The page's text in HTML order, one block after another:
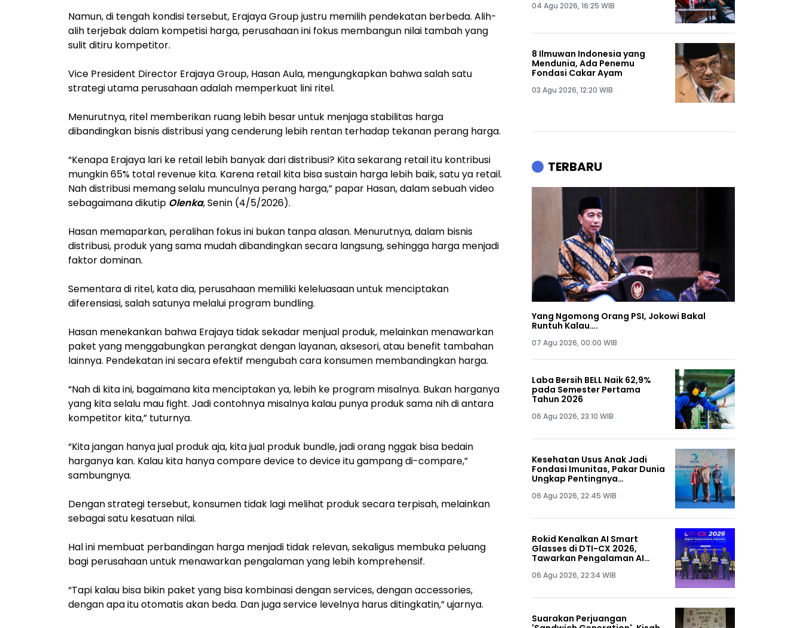
Namun, di tengah kondisi tersebut, Erajaya Group justru memilih pendekatan berbeda. Alih-
alih terjebak dalam kompetisi harga, perusahaan ini fokus membangun nilai tambah yang
sulit ditiru kompetitor.
Vice President Director Erajaya Group, Hasan Aula, mengungkapkan bahwa salah satu
strategi utama perusahaan adalah memperkuat lini ritel.
Menurutnya, ritel memberikan ruang lebih besar untuk menjaga stabilitas harga
dibandingkan bisnis distribusi yang cenderung lebih rentan terhadap tekanan perang harga.
“Kenapa Erajaya lari ke retail lebih banyak dari distribusi? Kita sekarang retail itu kontribusi
mungkin 65% total revenue kita. Karena retail kita bisa sustain harga lebih baik, satu ya retail.
Nah distribusi memang selalu munculnya perang harga,” papar Hasan, dalam sebuah video
sebagaimana dikutip Olenka, Senin (4/5/2026).
Hasan memaparkan, peralihan fokus ini bukan tanpa alasan. Menurutnya, dalam bisnis
distribusi, produk yang sama mudah dibandingkan secara langsung, sehingga harga menjadi
faktor dominan.
Sementara di ritel, kata dia, perusahaan memiliki keleluasaan untuk menciptakan
diferensiasi, salah satunya melalui program bundling.
Hasan menekankan bahwa Erajaya tidak sekadar menjual produk, melainkan menawarkan
paket yang menggabungkan perangkat dengan layanan, aksesori, atau benefit tambahan
lainnya. Pendekatan ini secara efektif mengubah cara konsumen membandingkan harga.
“Nah di kita ini, bagaimana kita menciptakan ya, lebih ke program misalnya. Bukan harganya
yang kita selalu mau fight. Jadi contohnya misalnya kalau punya produk sama nih di antara
kompetitor kita,” tuturnya.
“Kita jangan hanya jual produk aja, kita jual produk bundle, jadi orang nggak bisa bedain
harganya kan. Kalau kita hanya compare device to device itu gampang di-compare,”
sambungnya.
Dengan strategi tersebut, konsumen tidak lagi melihat produk secara terpisah, melainkan
sebagai satu kesatuan nilai.
Hal ini membuat perbandingan harga menjadi tidak relevan, sekaligus membuka peluang
bagi perusahaan untuk menawarkan pengalaman yang lebih komprehensif.
“Tapi kalau bisa bikin paket yang bisa kombinasi dengan services, dengan accessories,
dengan apa itu otomatis akan beda. Dan juga service levelnya harus ditingkatin,” ujarnya.
04 Agu 2026, 16:25 WIB
8 Ilmuwan Indonesia yang
Mendunia, Ada Penemu
Fondasi Cakar Ayam
03 Agu 2026, 12:20 WIB
TERBARU
Yang Ngomong Orang PSI, Jokowi Bakal
Runtuh Kalau….
07 Agu 2026, 00:00 WIB
Laba Bersih BELL Naik 62,9%
pada Semester Pertama
Tahun 2026
06 Agu 2026, 23:10 WIB
Kesehatan Usus Anak Jadi
Fondasi Imunitas, Pakar Dunia
Ungkap Pentingnya
Pertama Kehidupan
06 Agu 2026, 22:45 WIB
Rokid Kenalkan AI Smart
Glasses di DTI-CX 2026,
Tawarkan Pengalaman AI
06 Agu 2026, 22:34 WIB
Suarakan Perjuangan